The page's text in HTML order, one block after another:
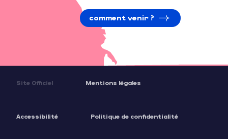
comment venir ?
Site Officiel Mentions légales
Accessibilité Politique de confidentialité